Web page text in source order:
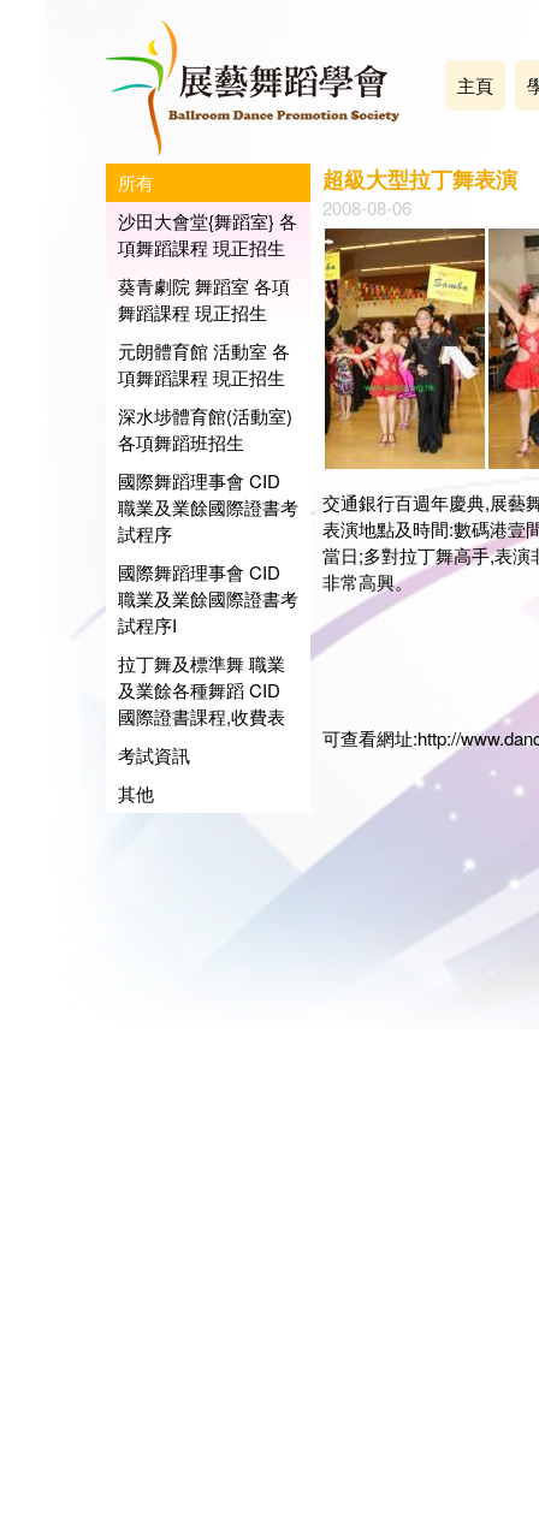
主頁
所有
沙田大會堂{舞蹈室} 各
項舞蹈課程 現正招生
葵青劇院 舞蹈室 各項
舞蹈課程 現正招生
元朗體育館 活動室 各
項舞蹈課程 現正招生
深水埗體育館(活動室)
各項舞蹈班招生
國際舞蹈理事會 CID
職業及業餘國際證書考
試程序
國際舞蹈理事會 CID
職業及業餘國際證書考
試程序I
拉丁舞及標準舞 職業
及業餘各種舞蹈 CID
國際證書課程,收費表
考試資訊
其他
超級大型拉丁舞表演
2008-08-06
交通銀行百週年慶典,展藝
表演地點及時間:數碼港壹
當日;多對拉丁舞高手,表
非常高興。
展藝
日期
可查看網址:http://